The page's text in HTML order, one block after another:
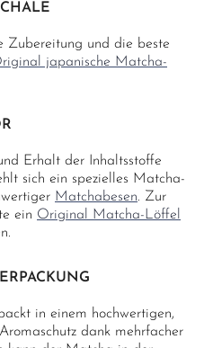
Zubereitung und die beste
japanische Matcha-
Erhalt der Inhaltsstoffe
sich ein spezielles Matcha-
Matchabesen. Zur
ein Original Matcha-Löffel
in einem hochwertigen,
dank mehrfacher